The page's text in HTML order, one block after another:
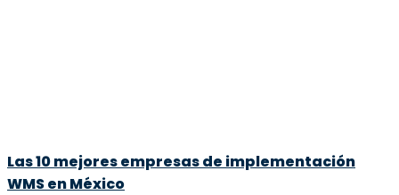
Las 10 mejores empresas de implementación
WMS en México